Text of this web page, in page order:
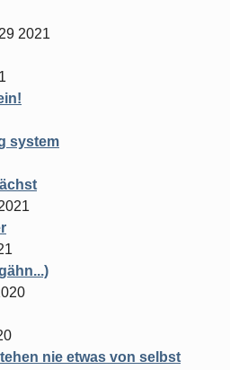
2021
system
nie etwas von selbst